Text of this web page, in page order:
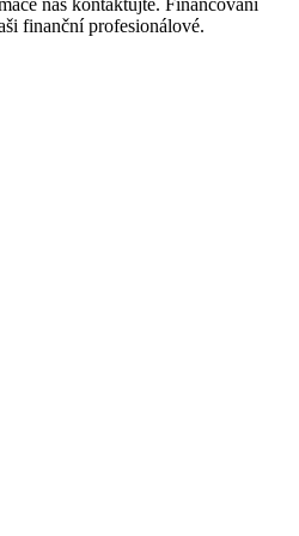
nás kontaktujte. Financování
finanční profesionálové.